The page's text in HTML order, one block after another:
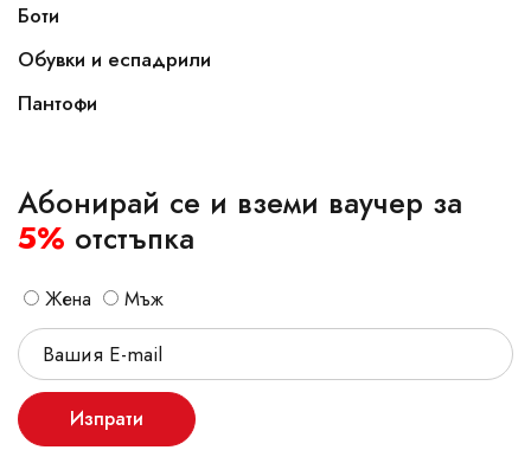
Боти
Обувки и еспадрили
Пантофи
Абонирай се и вземи ваучер за
5% отстъпка
Жена Мъж
Изпрати